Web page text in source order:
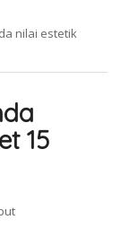
nilai estetik
15